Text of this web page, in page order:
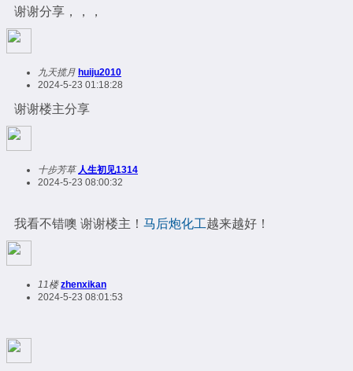
谢谢分享，，，
九天揽月 huiju2010
2024-5-23 01:18:28
谢谢楼主分享
十步芳草 人生初见1314
2024-5-23 08:00:32
我看不错噢 谢谢楼主！ 马后炮化工越来越好！
11楼 zhenxikan
2024-5-23 08:01:53